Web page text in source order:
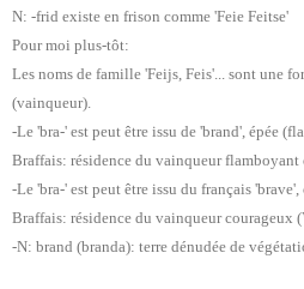
N: -frid existe en frison comme 'Feie Feitse'
Pour moi plus-tôt:
Les noms de famille 'Feijs, Feis'... sont une
(vainqueur).
-Le 'bra-' est peut être issu de 'brand', épée (
Braffais: résidence du vainqueur
-Le 'bra-' est peut être issu du français
Braffais: résidence du vainqueur courageux
-N: brand (branda): terre dénudée de